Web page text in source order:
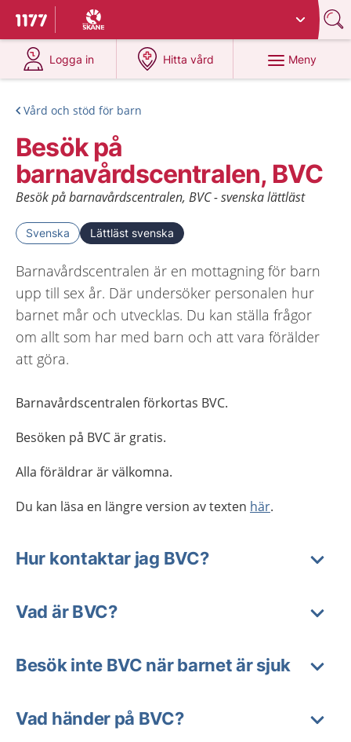
Till startsidan för 1177
Du har valt region
Logga in
på 1177.se
Hitta vård
på 1177.se
Meny
Vård och stöd för barn
Besök på
barnavårdscentralen, BVC
Besök på barnavårdscentralen, BVC - svenska lättläst
Svenska Lättläst svenska
Barnavårdscentralen är en mottagning för barn
upp till sex år. Där undersöker personalen hur
barnet mår och utvecklas. Du kan ställa frågor
om allt som har med barn och att vara förälder
att göra.
Barnavårdscentralen förkortas BVC.
Besöken på BVC är gratis.
Alla föräldrar är välkomna.
Du kan läsa en längre version av texten här.
Hur kontaktar jag BVC?
Vad är BVC?
Besök inte BVC när barnet är sjuk
Vad händer på BVC?